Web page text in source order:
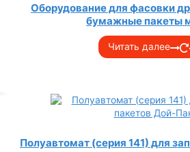
Оборудование для фасовки
бумажные пакеты
Читать далее
Полуавтомат (серия 141) для